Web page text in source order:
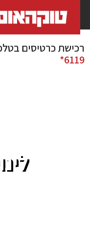
רכישת כרטיסים
6119*